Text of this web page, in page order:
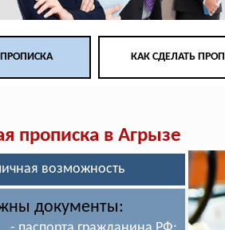
КАК СДЕЛАТЬ
прописка в Агрызе
возможность
документы: